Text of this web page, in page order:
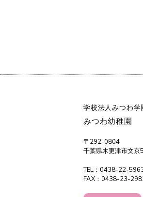
学校法人みつわ学
みつわ幼稚園
〒292-0804
千葉県木更津市文
TEL：0438-22-
FAX：0438-23-